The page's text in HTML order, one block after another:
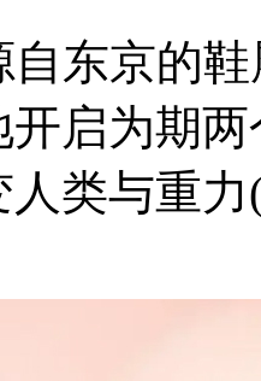
东京的
启为期
类与重力